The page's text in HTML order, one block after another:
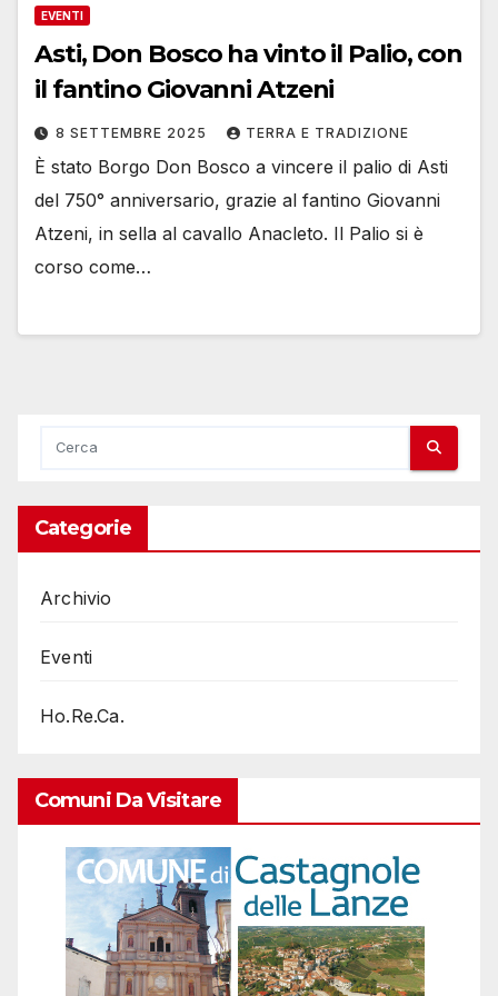
EVENTI
Asti, Don Bosco ha vinto il Palio, con
il fantino Giovanni Atzeni
8 SETTEMBRE 2025 TERRA E TRADIZIONE
È stato Borgo Don Bosco a vincere il palio di Asti
del 750° anniversario, grazie al fantino Giovanni
Atzeni, in sella al cavallo Anacleto. Il Palio si è
corso come…
Categorie
Archivio
Eventi
Ho.Re.Ca.
Comuni Da Visitare